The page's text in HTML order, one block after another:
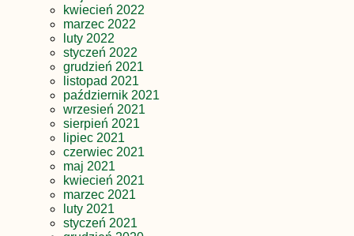
kwiecień 2022
marzec 2022
luty 2022
styczeń 2022
grudzień 2021
listopad 2021
październik 2021
wrzesień 2021
sierpień 2021
lipiec 2021
czerwiec 2021
maj 2021
kwiecień 2021
marzec 2021
luty 2021
styczeń 2021